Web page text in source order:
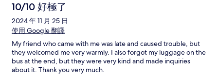
10/10 好極了
2024 年 11 月 25 日
使用 Google 翻譯
My friend who came with me was late and caused trouble, but
they welcomed me very warmly. I also forgot my luggage on the
bus at the end, but they were very kind and made inquiries
about it. Thank you very much.